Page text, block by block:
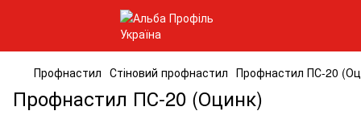
Профнастил Стіновий профнастил Профнастил ПС-20
Профнастил ПС-20 (Оцинк)